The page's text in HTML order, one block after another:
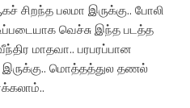
சிறந்த பலமா இருக்கு.. போலி
வெச்சு இந்த படத்த
மாதவா.. பரபரப்பான
இருக்கு.. மொத்தத்துல தணல்